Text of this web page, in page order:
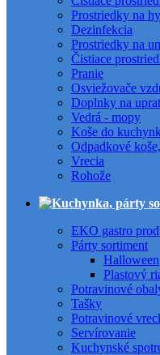
Prostriedky na
Dezinfekcia
Prostriedky na
Čistiace
Pranie
Osviežovače
Doplnky na
Vedrá - mopy
Koše do
Odpadkové
Vrecia
Rohože
EKO gastro
Párty sortiment
Halloween
Plastový
Potravinové
Tašky
Potravinové
Servírovanie
Kuchynské